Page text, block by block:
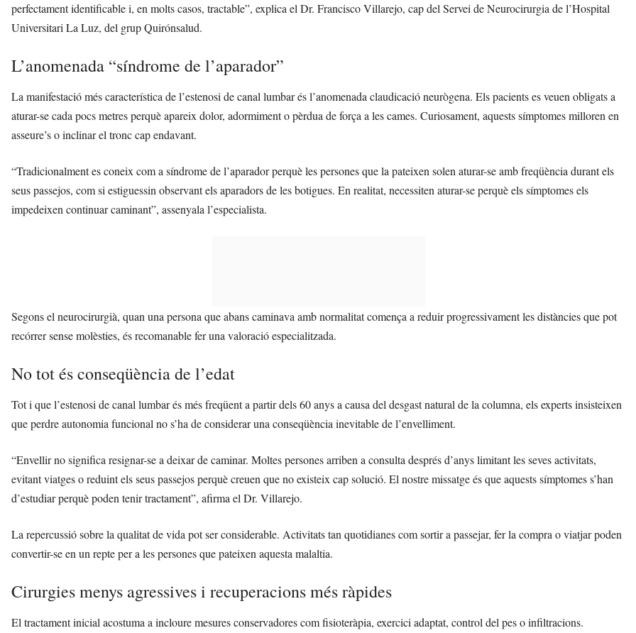
perfectament identificable i, en molts casos, tractable”, explica el Dr. Francisco Villarejo, cap del Servei de Neurocirurgia de l’Hospital
Universitari La Luz, del grup Quirónsalud.
L’anomenada “síndrome de l’aparador”
La manifestació més característica de l’estenosi de canal lumbar és l’anomenada claudicació neurògena. Els pacients es veuen obligats a
aturar-se cada pocs metres perquè apareix dolor, adormiment o pèrdua de força a les cames. Curiosament, aquests símptomes milloren en
asseure’s o inclinar el tronc cap endavant.
“Tradicionalment es coneix com a síndrome de l’aparador perquè les persones que la pateixen solen aturar-se amb freqüència durant els
seus passejos, com si estiguessin observant els aparadors de les botigues. En realitat, necessiten aturar-se perquè els símptomes els
impedeixen continuar caminant”, assenyala l’especialista.
Segons el neurocirurgià, quan una persona que abans caminava amb normalitat comença a reduir progressivament les distàncies que pot
recórrer sense molèsties, és recomanable fer una valoració especialitzada.
No tot és conseqüència de l’edat
Tot i que l’estenosi de canal lumbar és més freqüent a partir dels 60 anys a causa del desgast natural de la columna, els experts insisteixen
que perdre autonomia funcional no s’ha de considerar una conseqüència inevitable de l’envelliment.
“Envellir no significa resignar-se a deixar de caminar. Moltes persones arriben a consulta després d’anys limitant les seves activitats,
evitant viatges o reduint els seus passejos perquè creuen que no existeix cap solució. El nostre missatge és que aquests símptomes s’han
d’estudiar perquè poden tenir tractament”, afirma el Dr. Villarejo.
La repercussió sobre la qualitat de vida pot ser considerable. Activitats tan quotidianes com sortir a passejar, fer la compra o viatjar poden
convertir-se en un repte per a les persones que pateixen aquesta malaltia.
Cirurgies menys agressives i recuperacions més ràpides
El tractament inicial acostuma a incloure mesures conservadores com fisioteràpia, exercici adaptat, control del pes o infiltracions.